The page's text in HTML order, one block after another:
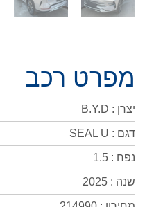
מפרט רכב
יצרן : B.Y.D
דגם : SEAL U
נפח : 1.5
שנה : 2025